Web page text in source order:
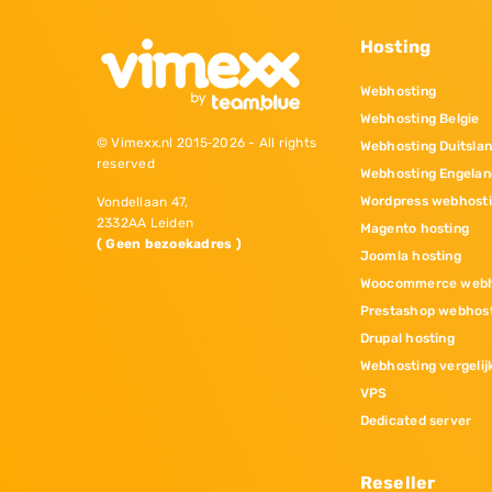
© Vimexx.nl 2015‐2026 - All rights
reserved
Vondellaan 47,
2332AA Leiden
( Geen bezoekadres )
Hosting
Webhosting
Webhosting Belgie
Webhosting
Webhosting
Wordpress
Magento hosting
Joomla hosting
Woocommerce
Prestashop
Drupal hosting
Webhosting
VPS
Dedicated server
Reseller